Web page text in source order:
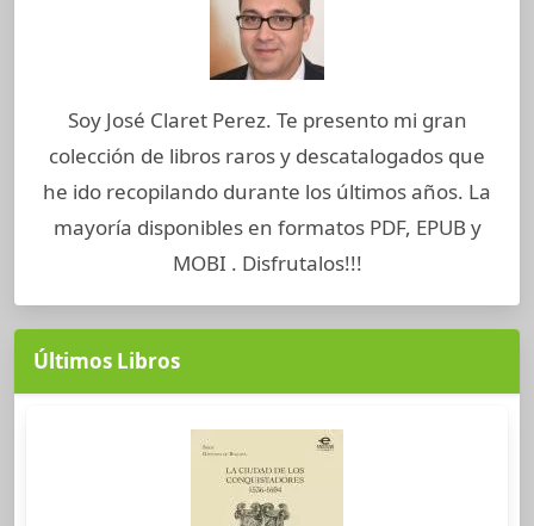
Soy José Claret Perez. Te presento mi gran
colección de libros raros y descatalogados que
he ido recopilando durante los últimos años. La
mayoría disponibles en formatos PDF, EPUB y
MOBI . Disfrutalos!!!
Últimos Libros